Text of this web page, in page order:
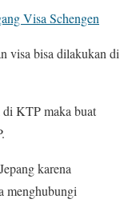
Visa Schengen
visa bisa dilakukan di
di KTP maka buat
karena
menghubungi